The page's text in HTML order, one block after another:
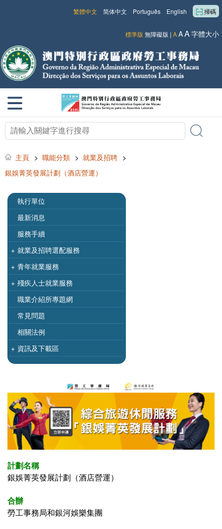
掃碼
English
Português
简体中文
繁體中文
標準版 無障礙版 | AAA字體大小
主頁 > 職能分類 > 就業及招聘 >
銀娛菁英發展計劃（酒店營運）
執行單位
最新消息
服務手續
+ 就業及招聘選配服務
+ 青年就業服務
+ 殘疾人士就業服務
職業介紹所專題網
常見問題
相關法例
+ 資訊及下載區
計劃名稱
銀娛菁英發展計劃（酒店營運）
合辦
勞工事務局和銀河娛樂集團